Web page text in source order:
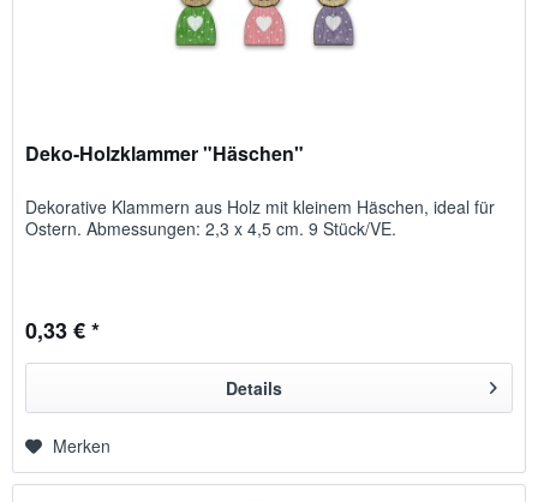
Deko-Holzklammer "Häschen"
Dekorative Klammern aus Holz mit kleinem Häschen, ideal für
Ostern. Abmessungen: 2,3 x 4,5 cm. 9 Stück/VE.
0,33 € *
Details
Merken